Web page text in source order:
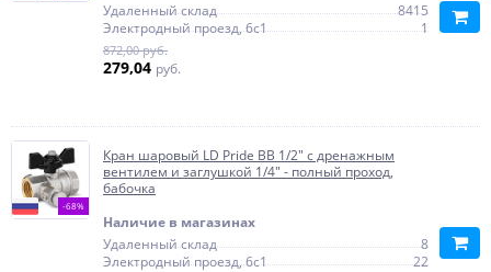
Удаленный склад
8415
Электродный проезд, 6с1
1
872,00 руб.
279,04 руб.
-68%
Кран шаровый LD Pride ВВ 1/2" с дренажным
вентилем и заглушкой 1/4" - полный проход,
бабочка
Наличие в магазинах
Удаленный склад
8
Электродный проезд, 6с1
22